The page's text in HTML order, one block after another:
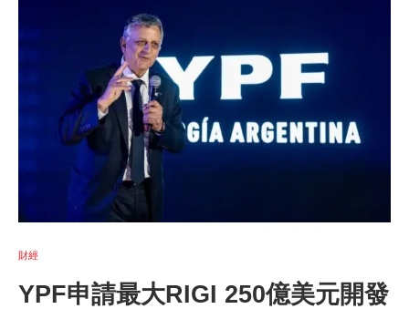
財經
YPF申請最大RIGI 250億美元開發